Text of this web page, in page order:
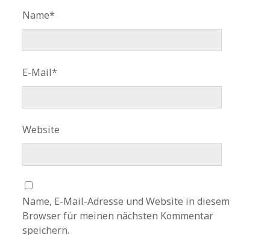
Name*
E-Mail*
Website
Name, E-Mail-Adresse und Website in diesem
Browser für meinen nächsten Kommentar
speichern.